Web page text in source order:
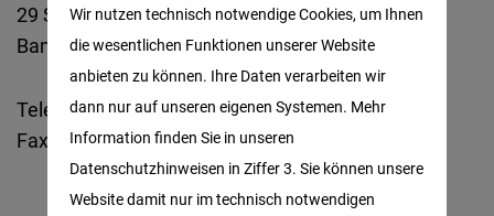
29 Soi 63 Sukhumvit Road
Bangkok 10110, Thailand
Telefon: +66 2 0952740
Fax: +66 2 714 8384
Wir nutzen technisch notwendige Cookies, um Ihnen
die wesentlichen Funktionen unserer Website
anbieten zu können. Ihre Daten verarbeiten wir
dann nur auf unseren eigenen Systemen. Mehr
Information finden Sie in unseren
Datenschutzhinweisen in Ziffer 3. Sie können unsere
Website damit nur im technisch notwendigen
Facebook
Embed
Twitter
Embed